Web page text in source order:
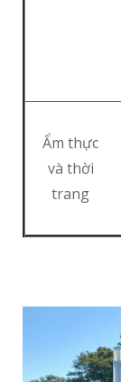
Ẩm thực
và thời
trang